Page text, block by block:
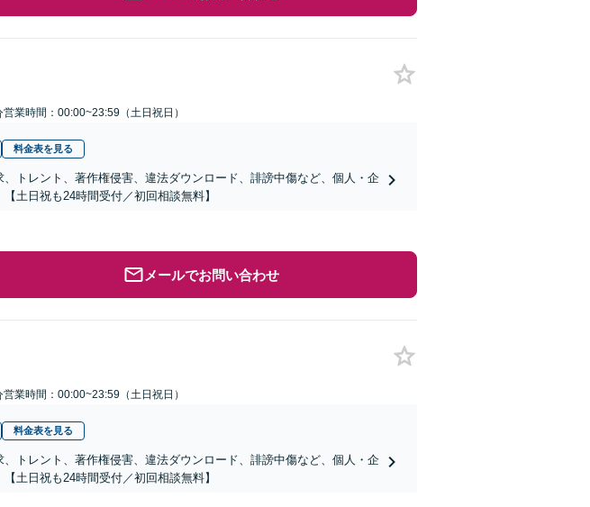
営業時間：00:00~23:59（土日祝日）
料金表を見る
、トレント、著作権侵害、違法ダウンロード、誹謗中傷など、個人・企
土日祝も24時間受付／初回相談無料】
メールでお問い合わせ
営業時間：00:00~23:59（土日祝日）
料金表を見る
、トレント、著作権侵害、違法ダウンロード、誹謗中傷など、個人・企
土日祝も24時間受付／初回相談無料】